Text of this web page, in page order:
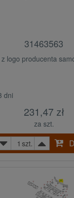
31463563
z logo producenta
dni
231,47 zł
za szt.
szt.